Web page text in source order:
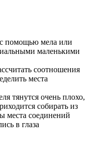
помощью мела или
маленькими
соотношения
места
тянутся очень плохо,
собирать из
места соединений
в глаза